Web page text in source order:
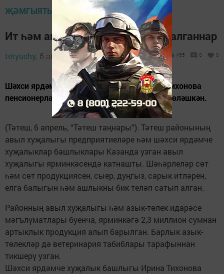
ҖӘМГЫЯТЬ
Ит һәм ашлыкны күпләп сатып алганнар
tetyushy, 6 апрель 2022 - 10:37 465 0 0
Шәхси ярдәмче хуҗалык башлыгы Ирина Тихонова
пенсионерларга бушлай мунча себеркеләре өләшкән.
(Тәтеш, 6 апрель, “Тәтеш таңнары”). Тәтеш районының
авыл хуҗалыгы предприятиеләре һәм шәхси ярдәмче
хуҗалыклар башлыклары Казанда узган авыл
хуҗалыгы ярминкәсендә катнашты. Шәһәрлеләр сөт
һәм сөт продукциясен, сыер, дуңгыз, сарык итләрен,
елга балыгын һәм ашлыкны бик теләп сатып алган.
Районның авыл хуҗалыгы һәм азык-төлек идарәсе
мәгъ­лүматлары буенча, ярминкәгә 2,3 миллион сумнан
артыклык продукция алып барылган. Барлык азык-
төлекләр дә ветеринария табиблары тарафыннан
тикшерү узган.
Шәхси ярдәмче хуҗалык башлыгы Ирина Тихонова